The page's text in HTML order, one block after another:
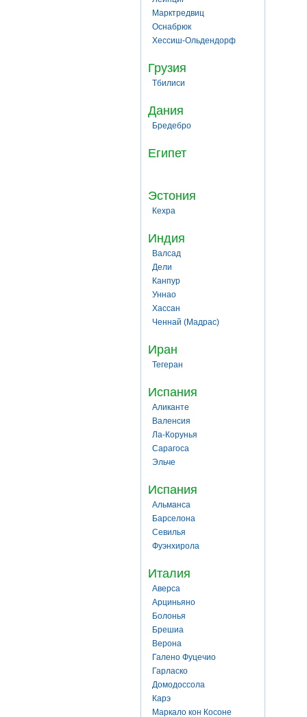
Марктредвиц
Оснабрюк
Хессиш-Ольдендорф
Грузия
Тбилиси
Дания
Бредебро
Египет
Эстония
Кехра
Индия
Валсад
Дели
Канпур
Уннао
Хассан
Ченнай (Мадрас)
Иран
Тегеран
Испания
Аликанте
Валенсия
Ла-Корунья
Сарагоса
Эльче
Испания
Альманса
Барселона
Севилья
Фуэнхирола
Италия
Аверса
Арциньяно
Болонья
Брешиа
Верона
Галено Фуцечио
Гарласко
Домодоссола
Карэ
Маркало кон Косоне